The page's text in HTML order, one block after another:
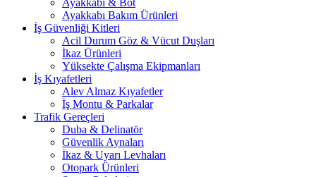
Ayakkabı & Bot
Ayakkabı Bakım Ürünleri
İş Güvenliği Kitleri
Acil Durum Göz & Vücut Duşları
İkaz Ürünleri
Yüksekte Çalışma Ekipmanları
İş Kıyafetleri
Alev Almaz Kıyafetler
İş Montu & Parkalar
Trafik Gereçleri
Duba & Delinatör
Güvenlik Aynaları
İkaz & Uyarı Levhaları
Otopark Ürünleri